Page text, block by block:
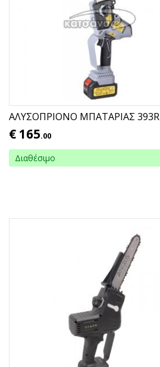
ΑΛΥΣΟΠΡΙΟΝΟ ΜΠΑΤΑΡΙΑΣ 393R
€ 165.00
Διαθέσιμο